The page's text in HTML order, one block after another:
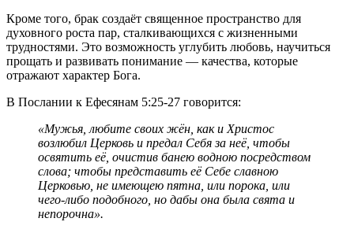
Кроме того, брак создаёт священное пространство для
духовного роста пар, сталкивающихся с жизненными
трудностями. Это возможность углубить любовь, научиться
прощать и развивать понимание — качества, которые
отражают характер Бога.
В Послании к Ефесянам 5:25-27 говорится:
«Мужья, любите своих жён, как и Христос
возлюбил Церковь и предал Себя за неё, чтобы
освятить её, очистив банею водною посредством
слова; чтобы представить её Себе славною
Церковью, не имеющею пятна, или порока, или
чего-либо подобного, но дабы она была свята и
непорочна».